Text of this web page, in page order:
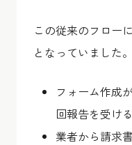
この従来のフロー
となっていました。
フォーム作成
回報告を受け
業者から請求